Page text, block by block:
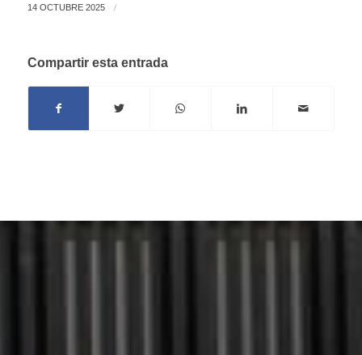
14 OCTUBRE 2025 /
Compartir esta entrada